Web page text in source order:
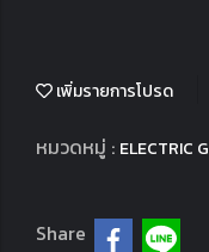
เพิ่มรายการโปรด
หมวดหมู่ : ELECTRIC
Share